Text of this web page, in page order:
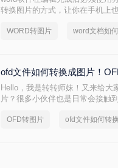
转换图片的方式，让你在手机上
助到你解决问题。
WORD转图片 word文档如
ofd文件如何转换成图片！
Hello，我是转转师妹！又来给大
片？很多小伙伴也是日常会接触
这种文件形式转换为jpg格式，
OFD转图片 ofd文件如何转